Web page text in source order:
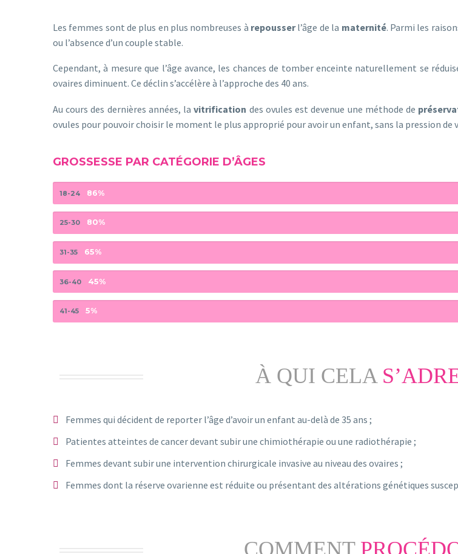
Les femmes sont de plus en plus nombreuses à repousserl’âge de la maternité. Parmi les
ou l’absence d’un couple stable.
Cependant, à mesure que l’âge avance, les chances de tomber enceinte naturellement se
ovaires diminuent. Ce déclin s’accélère à l’approche des 40 ans.
Au cours des dernières années, lavitrification des ovules est devenue une méthode de
ovules pour pouvoir choisir le moment le plus approprié pour avoir un enfant, sans la pression
GROSSESSE PAR CATÉGORIE D’ÂGES
18-24 86%
25-30 80%
31-35 65%
36-40 45%
41-45 5%
À QUI CELA
Femmes qui décident de reporter l’âge d’avoir un enfant au-delà de 35 ans ;
Patientes atteintes de cancer devant subir une chimiothérapie ou une radiothérapie ;
Femmes devant subir une intervention chirurgicale invasive au niveau des ovaires ;
Femmes dont la réserve ovarienne est réduite ou présentant des altérations génétiques